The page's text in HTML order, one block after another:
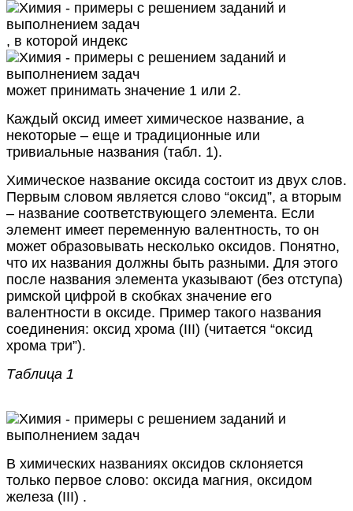
, в которой индекс
может принимать значение 1 или 2.
Каждый оксид имеет химическое название, а
некоторые – еще и традиционные или
тривиальные названия (табл. 1).
Химическое название оксида состоит из двух слов.
Первым словом является слово “оксид”, а вторым
– название соответствующего элемента. Если
элемент имеет переменную валентность, то он
может образовывать несколько оксидов. Понятно,
что их названия должны быть разными. Для этого
после названия элемента указывают (без отступа)
римской цифрой в скобках значение его
валентности в оксиде. Пример такого названия
соединения: оксид хрома (III) (читается “оксид
хрома три”).
Таблица 1
В химических названиях оксидов склоняется
только первое слово: оксида магния, оксидом
железа (III) .